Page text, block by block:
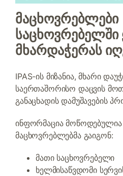
მაცხოვრებლები
მხარდაჭერას
IPAS-ის მიზანია, მხარი
საერთაშორისო დაცვის
განაცხადის დამუშავების
ინფორმაცია მოწოდებულია
მაცხოვრებლებმა გაიგონ:
მათი საცხოვრებელი
ხელმისაწვდომი